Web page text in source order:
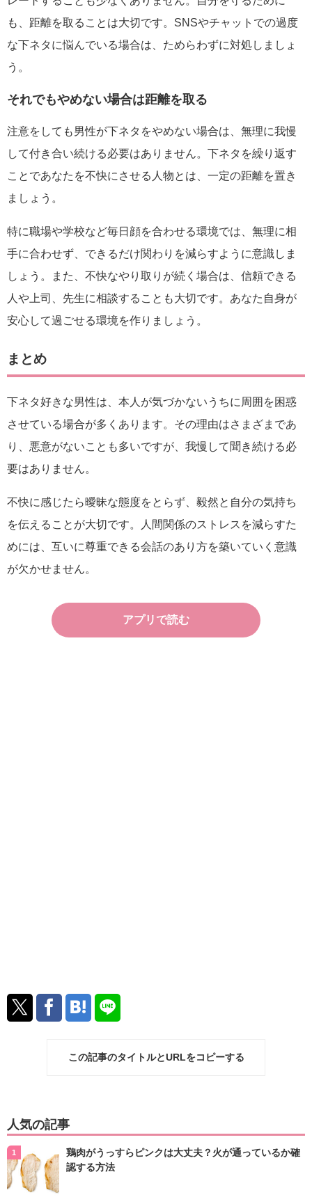
も、距離を取ることは大切です。SNSやチャットでの過度
な下ネタに悩んでいる場合は、ためらわずに対処しましょ
う。
それでもやめない場合は距離を取る
注意をしても男性が下ネタをやめない場合は、無理に我慢
して付き合い続ける必要はありません。下ネタを繰り返す
ことであなたを不快にさせる人物とは、一定の距離を置き
ましょう。
特に職場や学校など毎日顔を合わせる環境では、無理に相
手に合わせず、できるだけ関わりを減らすように意識しま
しょう。また、不快なやり取りが続く場合は、信頼できる
人や上司、先生に相談することも大切です。あなた自身が
安心して過ごせる環境を作りましょう。
まとめ
下ネタ好きな男性は、本人が気づかないうちに周囲を困惑
させている場合が多くあります。その理由はさまざまであ
り、悪意がないことも多いですが、我慢して聞き続ける必
要はありません。
不快に感じたら曖昧な態度をとらず、毅然と自分の気持ち
を伝えることが大切です。人間関係のストレスを減らすた
めには、互いに尊重できる会話のあり方を築いていく意識
が欠かせません。
アプリで読む
この記事のタイトルとURLをコピーする
人気の記事
鶏肉がうっすらピンクは大丈夫？火が通っているか確
認する方法